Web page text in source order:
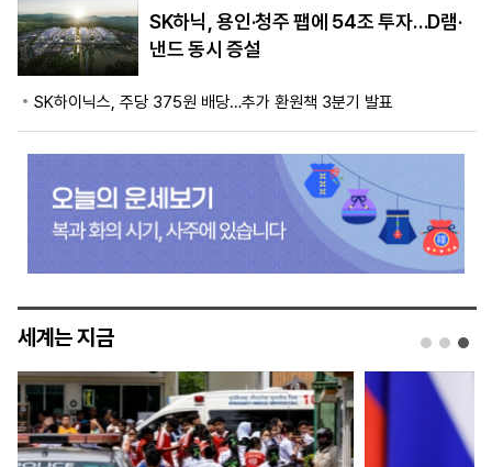
SK하닉, 용인·청주 팹에 54조 투자…D램·
낸드 동시 증설
SK하이닉스, 주당 375원 배당…추가 환원책 3분기 발표
세계는 지금